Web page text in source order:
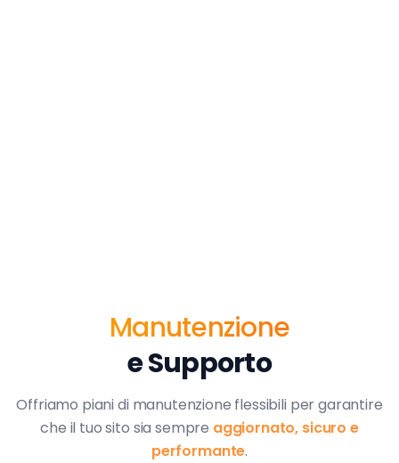
Manutenzione
e Supporto
Offriamo piani di manutenzione flessibili per garantire
che il tuo sito sia sempre aggiornato, sicuro e
performante.